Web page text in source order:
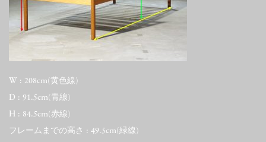
W : 208cm(黄色線)
D : 91.5cm(青線)
H : 84.5cm(赤線)
フレームまでの高さ : 49.5cm(緑線)